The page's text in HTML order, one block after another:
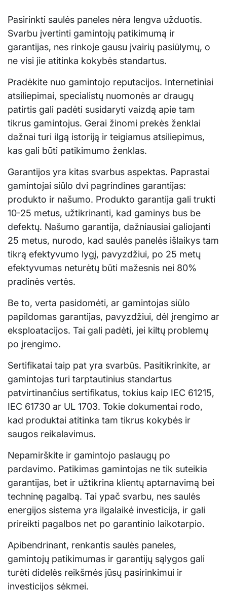
Pasirinkti saulės paneles nėra lengva užduotis.
Svarbu įvertinti gamintojų patikimumą ir
garantijas, nes rinkoje gausu įvairių pasiūlymų, o
ne visi jie atitinka kokybės standartus.
Pradėkite nuo gamintojo reputacijos. Internetiniai
atsiliepimai, specialistų nuomonės ar draugų
patirtis gali padėti susidaryti vaizdą apie tam
tikrus gamintojus. Gerai žinomi prekės ženklai
dažnai turi ilgą istoriją ir teigiamus atsiliepimus,
kas gali būti patikimumo ženklas.
Garantijos yra kitas svarbus aspektas. Paprastai
gamintojai siūlo dvi pagrindines garantijas:
produkto ir našumo. Produkto garantija gali trukti
10-25 metus, užtikrinanti, kad gaminys bus be
defektų. Našumo garantija, dažniausiai galiojanti
25 metus, nurodo, kad saulės panelės išlaikys tam
tikrą efektyvumo lygį, pavyzdžiui, po 25 metų
efektyvumas neturėtų būti mažesnis nei 80%
pradinės vertės.
Be to, verta pasidomėti, ar gamintojas siūlo
papildomas garantijas, pavyzdžiui, dėl įrengimo ar
eksploatacijos. Tai gali padėti, jei kiltų problemų
po įrengimo.
Sertifikatai taip pat yra svarbūs. Pasitikrinkite, ar
gamintojas turi tarptautinius standartus
patvirtinančius sertifikatus, tokius kaip IEC 61215,
IEC 61730 ar UL 1703. Tokie dokumentai rodo,
kad produktai atitinka tam tikrus kokybės ir
saugos reikalavimus.
Nepamirškite ir gamintojo paslaugų po
pardavimo. Patikimas gamintojas ne tik suteikia
garantijas, bet ir užtikrina klientų aptarnavimą bei
techninę pagalbą. Tai ypač svarbu, nes saulės
energijos sistema yra ilgalaikė investicija, ir gali
prireikti pagalbos net po garantinio laikotarpio.
Apibendrinant, renkantis saulės paneles,
gamintojų patikimumas ir garantijų sąlygos gali
turėti didelės reikšmės jūsų pasirinkimui ir
investicijos sėkmei.